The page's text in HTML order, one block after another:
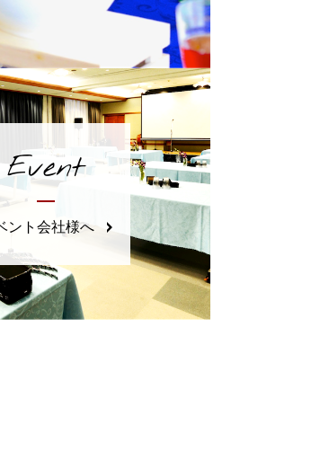
Event
ント会社様へ